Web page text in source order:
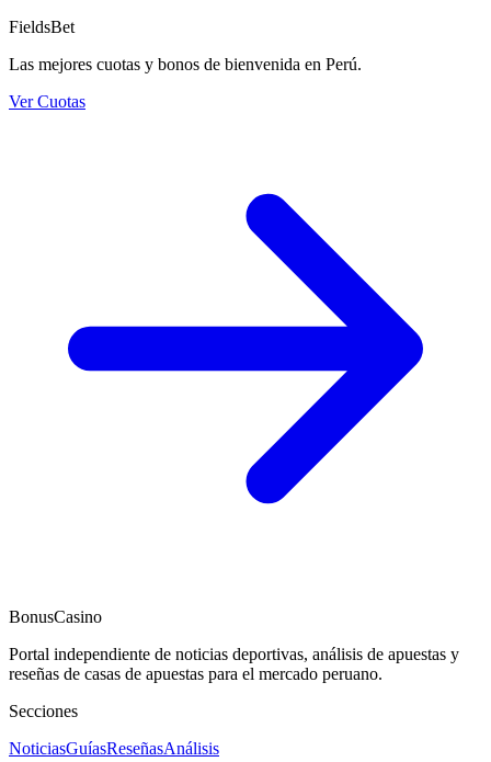
FieldsBet
Las mejores cuotas y bonos de bienvenida en Perú.
Ver Cuotas
BonusCasino
Portal independiente de noticias deportivas, análisis de apuestas y
reseñas de casas de apuestas para el mercado peruano.
Secciones
NoticiasGuíasReseñasAnálisis